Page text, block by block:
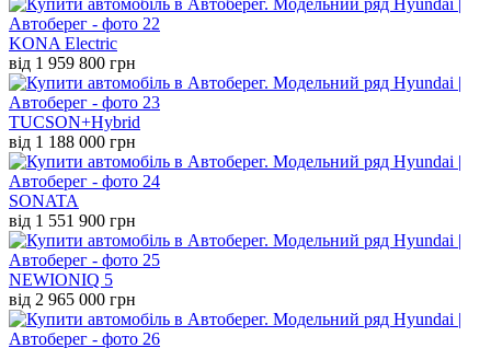
KONA Electric
від 1 959 800 грн
TUCSON+Hybrid
від 1 188 000 грн
SONATA
від 1 551 900 грн
NEWIONIQ 5
від 2 965 000 грн